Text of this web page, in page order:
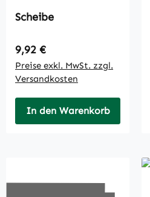
Scheibe
Regulärer Preis:
9,92 €
Preise exkl. MwSt. zzgl.
Versandkosten
In den Warenkorb